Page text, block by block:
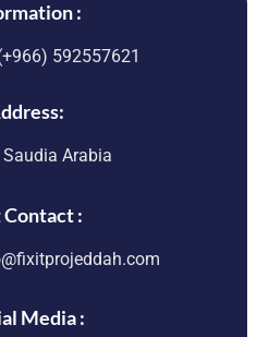
:
592557621
Arabia
Contact :
Media :